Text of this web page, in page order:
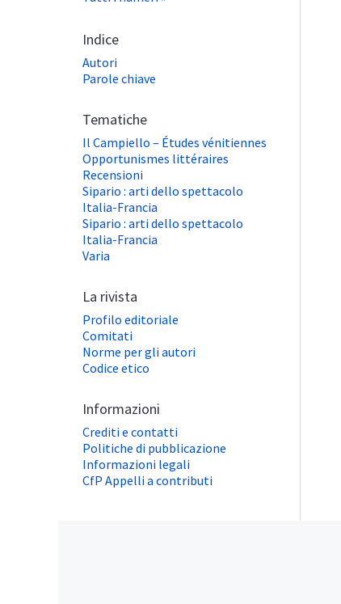
Indice
Autori
Parole chiave
Tematiche
Il Campiello – Études vénitiennes
Opportunismes littéraires
Recensioni
Sipario : arti dello spettacolo
Italia-Francia
Sipario : arti dello spettacolo
Italia-Francia
Varia
La rivista
Profilo editoriale
Comitati
Norme per gli autori
Codice etico
Informazioni
Crediti e contatti
Politiche di pubblicazione
Informazioni legali
CfP Appelli a contributi